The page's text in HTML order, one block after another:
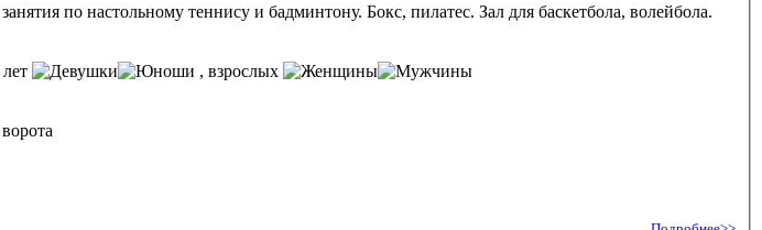
по настольному теннису и бадминтону. Бокс, пилатес. Зал для баскетбола, волейбола.
, взрослых